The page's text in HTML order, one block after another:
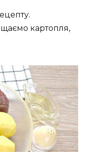
картопля,